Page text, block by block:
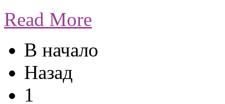
Read More
В начало
Назад
1